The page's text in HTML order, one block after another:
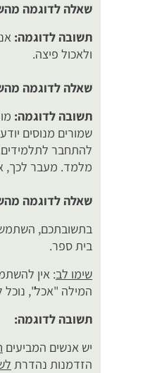
שאלה לדוגמה
תשובה לדוגמה:
ולאכול פיצה.
שאלה לדוגמה
תשובה לדוגמה:
שמורים מנוסים
להתחבר
מלמד. מעבר לכך,
שאלה לדוגמה
בית ספר.
שימו לב: אין
המילה "אכל",
תשובה לדוגמה:
יש אנשים המביעים
הזדמנות נהדרת